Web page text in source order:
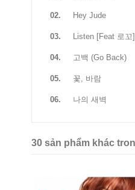
02. Hey Jude
03. Listen [Feat 로꼬]
04. 고백 (Go Back)
05. 꽃, 바람
06. 나의 새벽
30 sản phẩm khác